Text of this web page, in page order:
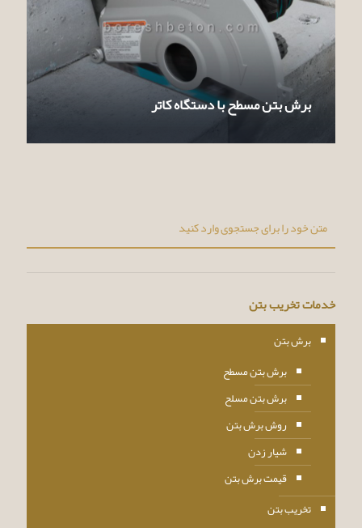
برش بتن مسطح با دستگاه کاتر
خدمات تخریب بتن
برش بتن
برش بتن مسطح
برش بتن مسلح
روش برش بتن
شیار زدن
قیمت برش بتن
تخریب بتن